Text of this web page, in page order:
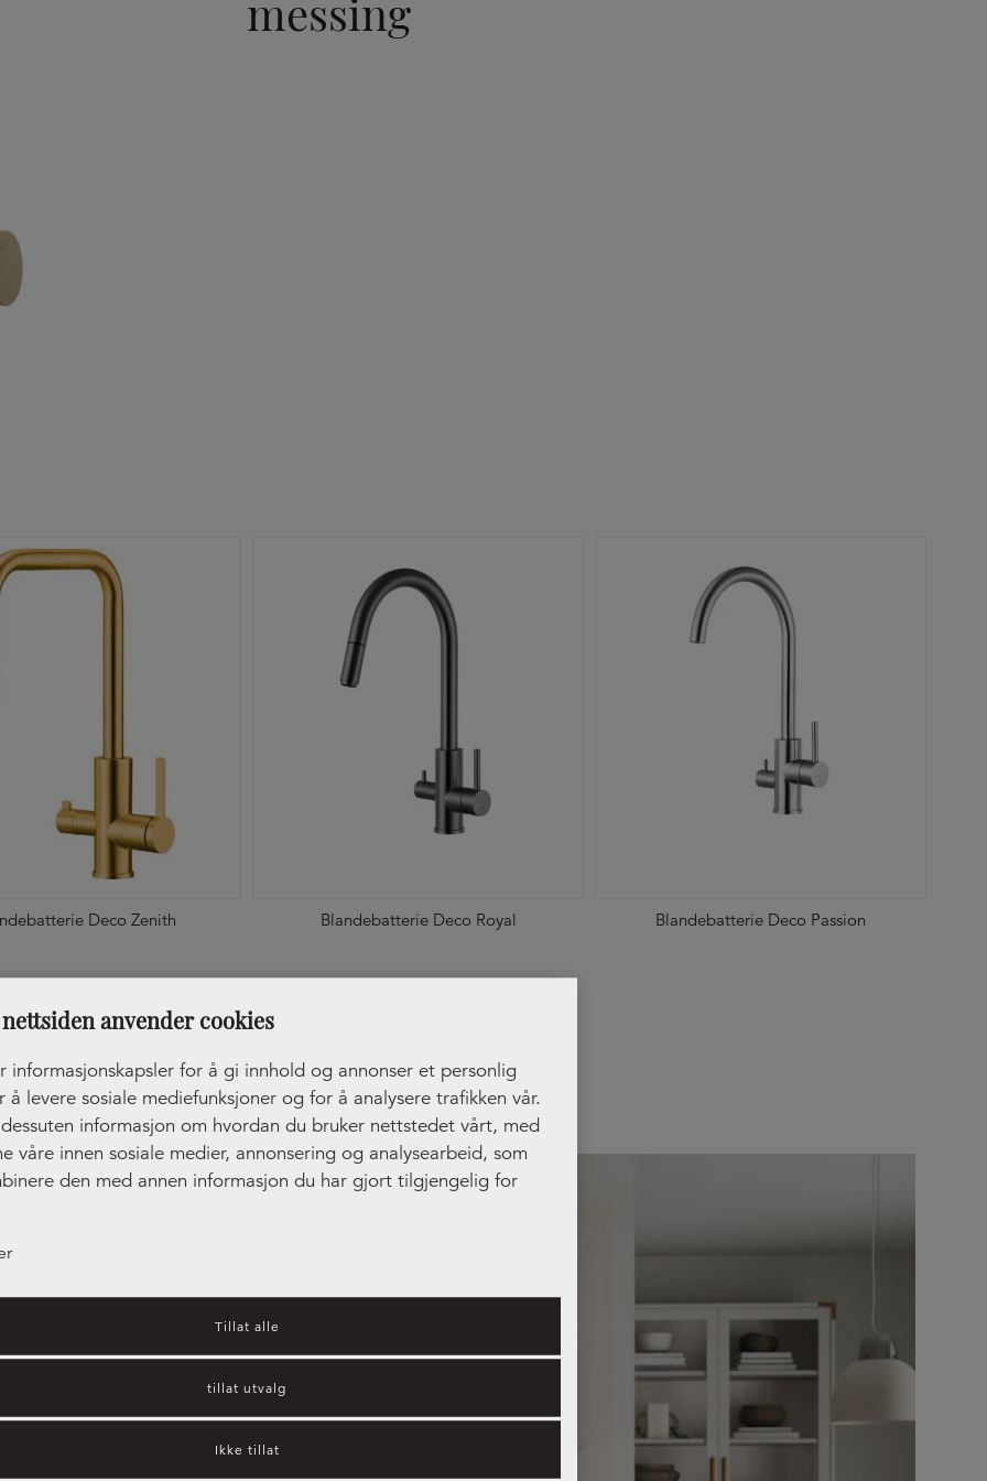
anvender cookies
informasjonskapsler for å gi innhold og annonser et personlig
å levere sosiale mediefunksjoner og for å analysere trafikken vår.
informasjon om hvordan du bruker nettstedet vårt, med
våre innen sosiale medier, annonsering og analysearbeid, som
den med annen informasjon du har gjort tilgjengelig for
Tillat alle
tillat utvalg
Ikke tillat
messing
Deco Zenith Blandebatterie Deco Royal Blandebatterie Deco Passion
Kjøkkeninspirasjon – hvilket